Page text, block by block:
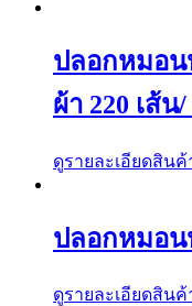
ปลอกหมอน
ผ้า 220 เส้น
ดูรายละเอียดสินค้
ปลอกหมอน
ดูรายละเอียดสินค้